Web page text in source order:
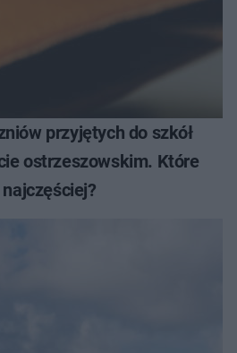
przyjętych do szkół
ostrzeszowskim. Które